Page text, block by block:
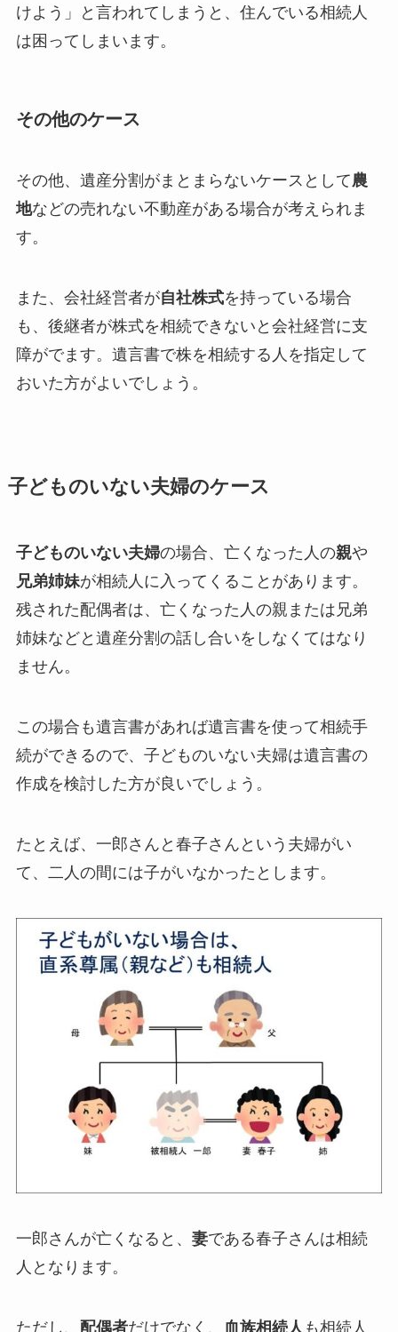
けよう」と言われてしまうと、住んでいる相続人
は困ってしまいます。
その他のケース
その他、遺産分割がまとまらないケースとして農
地などの売れない不動産がある場合が考えられま
す。
また、会社経営者が自社株式を持っている場合
も、後継者が株式を相続できないと会社経営に支
障がでます。遺言書で株を相続する人を指定して
おいた方がよいでしょう。
子どものいない夫婦のケース
子どものいない夫婦の場合、亡くなった人の親や
兄弟姉妹が相続人に入ってくることがあります。
残された配偶者は、亡くなった人の親または兄弟
姉妹などと遺産分割の話し合いをしなくてはなり
ません。
この場合も遺言書があれば遺言書を使って相続手
続ができるので、子どものいない夫婦は遺言書の
作成を検討した方が良いでしょう。
たとえば、一郎さんと春子さんという夫婦がい
て、二人の間には子がいなかったとします。
一郎さんが亡くなると、 妻である春子さんは相続
人となります。
ただし、 配偶者だけでなく、 血族相続人 も相続人